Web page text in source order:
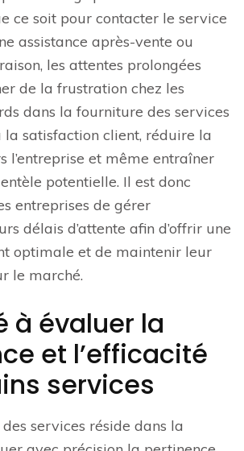
ce soit pour contacter le service
assistance après-vente ou
les attentes prolongées
de la frustration chez les
dans la fourniture des services
la satisfaction client, réduire la
l’entreprise et même entraîner
potentielle. Il est donc
entreprises de gérer
délais d’attente afin d’offrir une
optimale et de maintenir leur
le marché.
à évaluer la
et l’efficacité
services
services réside dans la